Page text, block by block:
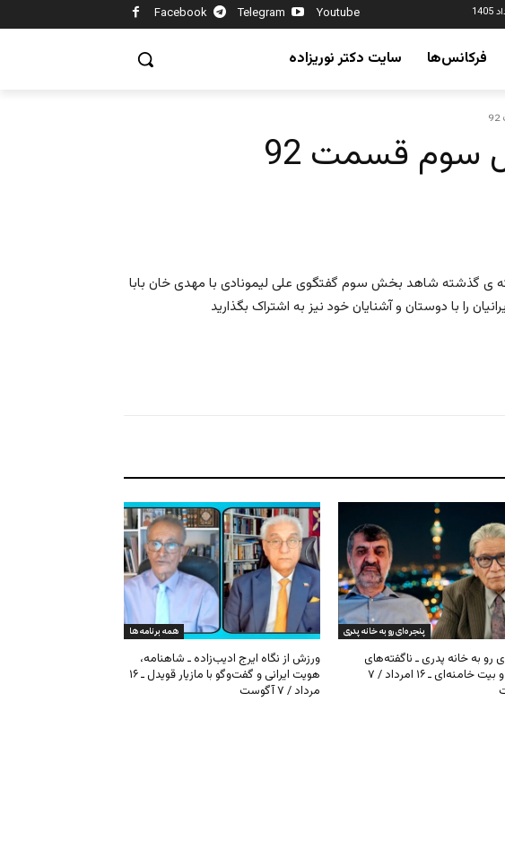
Facebook Telegram Youtube
فرکانس‌ها سایت دکتر نوریزاده
سوم قسمت 92
ی گذشته شاهد بخش سوم گفتگوی علی لیمونادی با مهدی خان بابا
همه برنامه ها
ورزش از نگاه ایرج ادیب‌زاده ـ شاهنامه،
هویت ایرانی و گفت‌وگو با مازیار قویدل ـ ۱۶
مرداد / ۷ آگوست
پنجره‌ای رو به خانه پدری
رو به خانه پدری ـ ناگفته‌های
کیهان و بیت خامنه‌ای ـ ۱۶ امرداد / ۷